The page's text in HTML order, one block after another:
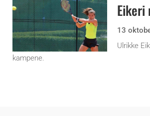
Eikeri
13
Ulrikke
kampene.